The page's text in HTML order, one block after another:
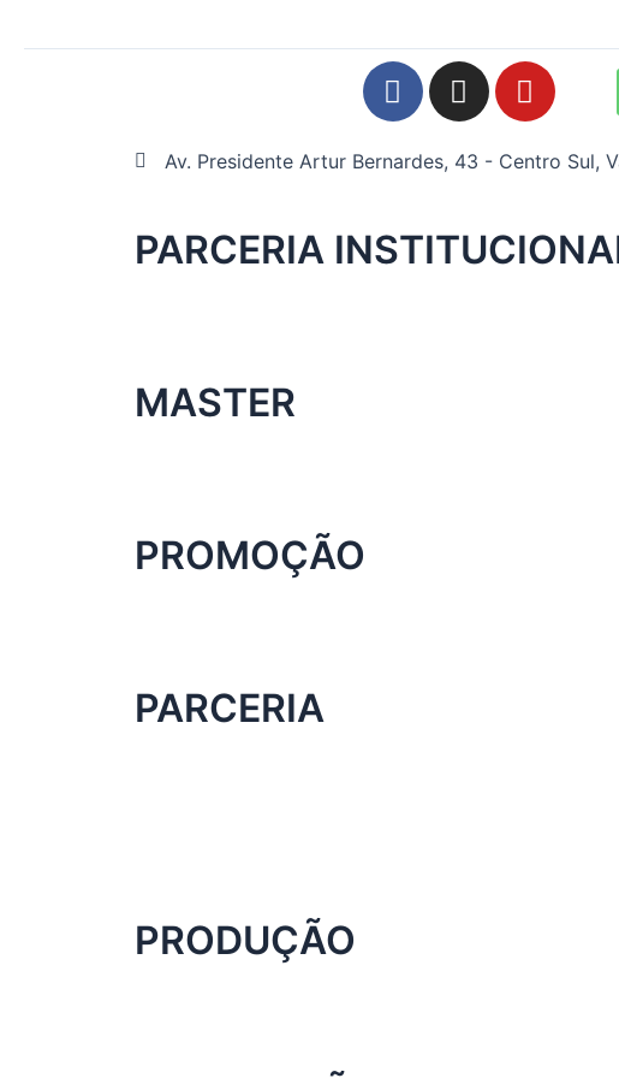
F
a
e
o
o
I
n
t
g
r
Y
o
t
b
e
Av. Presidente Artur Bernardes, 43 - Centro Sul,
PARCERIA
MASTER
PROMOÇÃO
PARCERIA
PRODUÇÃO